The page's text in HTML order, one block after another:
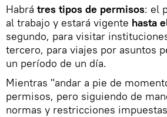
Habrá tres tipos de permisos: el
al trabajo y estará vigente hasta
segundo, para visitar
tercero, para viajes por asuntos
un período de un día.
Mientras "andar a pie de
permisos, pero siguiendo de
normas y restricciones